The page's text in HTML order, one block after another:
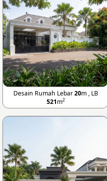
Desain Rumah Lebar20m , LB
521m2